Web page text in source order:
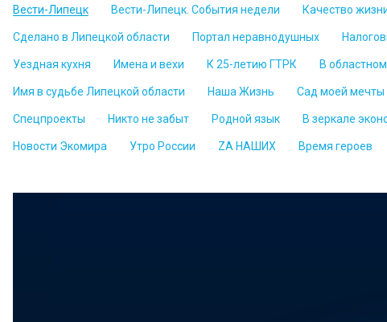
Вести-Липецк Вести-Липецк. События недели Качество
Сделано в Липецкой области Портал неравнодушных
Уездная кухня Имена и вехи К 25-летию ГТРК В
Имя в судьбе Липецкой области Наша Жизнь Сад моей мечты
Спецпроекты Никто не забыт Родной язык В зеркале
Новости Экомира Утро России ZА НАШИХ Время героев